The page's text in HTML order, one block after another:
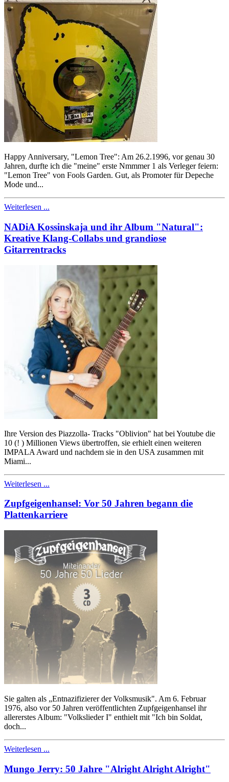
Happy Anniversary, "Lemon Tree": Am 26.2.1996, vor genau 30
Jahren, durfte ich die "meine" erste Nmmmer 1 als Verleger feiern:
"Lemon Tree" von Fools Garden. Gut, als Promoter für Depeche
Mode und...
Weiterlesen ...
NADiA Kossinskaja und ihr Album "Natural":
Kreative Klang-Collabs und grandiose
Gitarrentracks
Ihre Version des Piazzolla- Tracks "Oblivion" hat bei Youtube die
10 (! ) Millionen Views übertroffen, sie erhielt einen weiteren
IMPALA Award und nachdem sie in den USA zusammen mit
Miami...
Weiterlesen ...
Zupfgeigenhansel: Vor 50 Jahren begann die
Plattenkarriere
Sie galten als „Entnazifizierer der Volksmusik". Am 6. Februar
1976, also vor 50 Jahren veröffentlichten Zupfgeigenhansel ihr
allererstes Album: "Volkslieder I" enthielt mit "Ich bin Soldat,
doch...
Weiterlesen ...
Mungo Jerry: 50 Jahre "Alright Alright Alright"